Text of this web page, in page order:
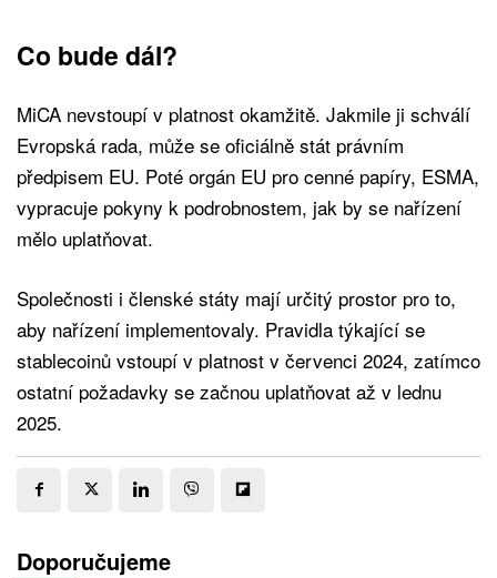
Co bude dál?
MiCA nevstoupí v platnost okamžitě. Jakmile ji schválí
Evropská rada, může se oficiálně stát právním
předpisem EU. Poté orgán EU pro cenné papíry, ESMA,
vypracuje pokyny k podrobnostem, jak by se nařízení
mělo uplatňovat.
Společnosti i členské státy mají určitý prostor pro to,
aby nařízení implementovaly. Pravidla týkající se
stablecoinů vstoupí v platnost v červenci 2024, zatímco
ostatní požadavky se začnou uplatňovat až v lednu
2025.
Doporučujeme